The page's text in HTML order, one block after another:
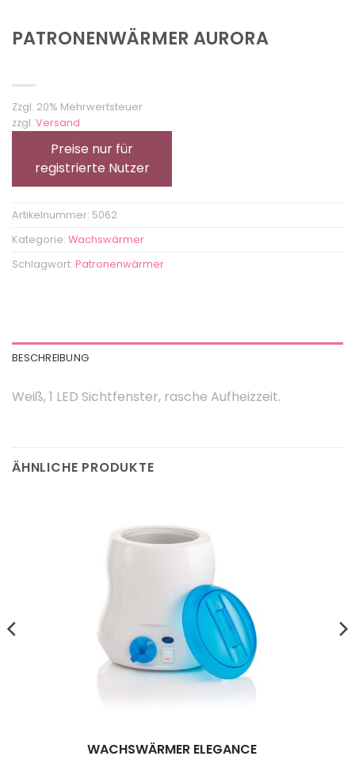
PATRONENWÄRMER AURORA
Zzgl. 20% Mehrwertsteuer
zzgl. Versand
Preise nur für
registrierte Nutzer
Artikelnummer: 5062
Kategorie: Wachswärmer
Schlagwort: Patronenwärmer
BESCHREIBUNG
Weiß, 1 LED Sichtfenster, rasche Aufheizzeit.
ÄHNLICHE PRODUKTE
WACHSWÄRMER ELEGANCE